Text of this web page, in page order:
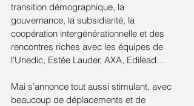
transition démographique, la
gouvernance, la subsidiarité, la
coopération intergénérationnelle et des
rencontres riches avec les équipes de
l’Unedic, Estée Lauder, AXA, Edilead…
Mai s’annonce tout aussi stimulant, avec
beaucoup de déplacements et de